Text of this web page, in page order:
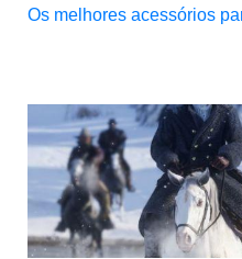
Os melhores acessórios